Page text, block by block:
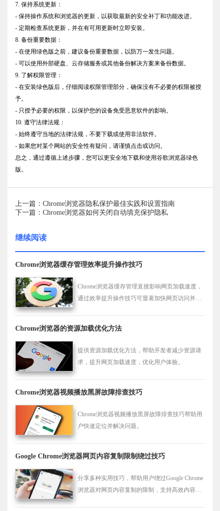
7. 保持系统更新：
- 保持操作系统和浏览器的更新，以获取最新的安全补丁和功能改进。
- 定期检查系统更新，并在有可用更新时立即安装。
8. 备份重要数据：
- 在使用绿色版之前，建议备份重要数据，以防万一发生问题。
- 可以使用外部硬盘、云存储服务或其他备份解决方案来备份数据。
9. 了解权限管理：
- 在安装绿色版后，仔细阅读权限管理部分，确保没有不必要的权限被授
予。
- 只授予必要的权限，以保护您的设备免受恶意软件的影响。
10. 遵守法律法规：
- 始终遵守当地的法律法规，不要下载或使用非法软件。
- 如果您对某个网站的安全性有疑问，请谨慎点击或访问。
总之，通过遵循上述步骤，您可以更安全地下载和使用谷歌浏览器绿色
版。
上一篇：Chrome浏览器隐私保护最佳实践和设置指南
下一篇：Chrome浏览器如何关闭自动填充保护隐私
继续阅读
Chrome浏览器缓存管理效率提升操作技巧
Chrome浏览器缓存管理直接影响网页加载速度，
通过效率提升操作技巧可显著加快网页访问并提
Chrome浏览器的资源加载优化方法
提供资源加载优化方法，帮助开发者减少资源请
求，提升网页加载速度，优化用户体验。
Chrome浏览器视频播放黑屏故障排查技巧
Chrome浏览器视频播放黑屏故障排查技巧帮助用
户快速定位并解决问题。
Google Chrome浏览器网页内容复制限制绕过技巧
分享多种实用技巧，帮助用户绕过Google Chrome
浏览器对网页内容复制的限制，支持高效内容提